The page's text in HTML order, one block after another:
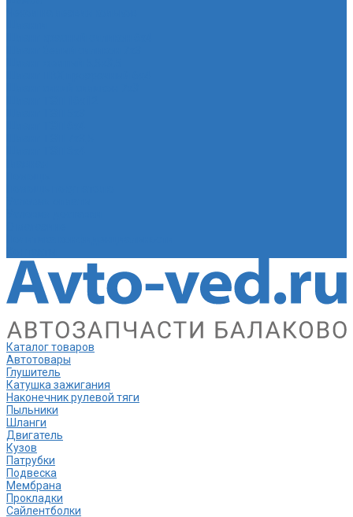
Каталог товаров
Автотовары
Глушитель
Катушка зажигания
Наконечник рулевой тяги
Пыльники
Шланги
Двигатель
Кузов
Патрубки
Подвеска
Мембрана
Прокладки
Сайлентболки